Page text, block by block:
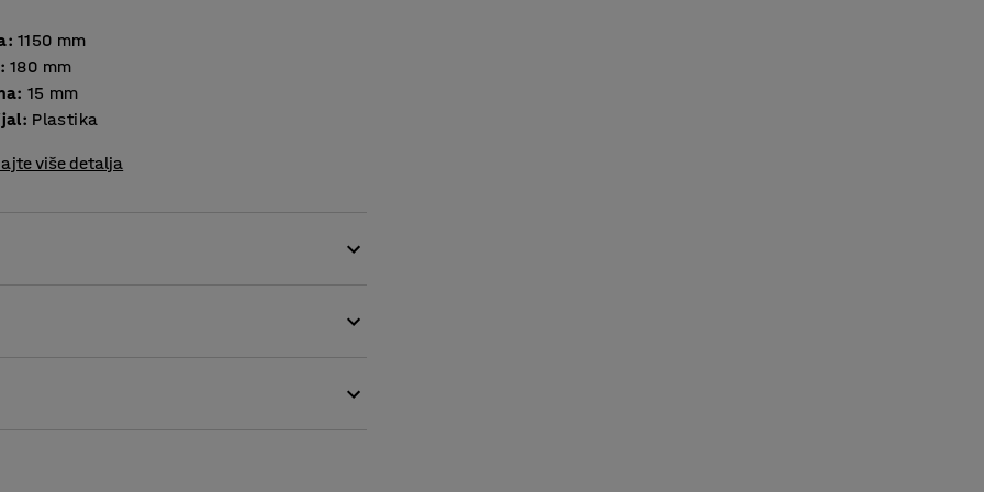
: 1150 mm
: 180 mm
: 15 mm
: Plastika
više detalja
sortirati manje proizvode i skladštiti ih